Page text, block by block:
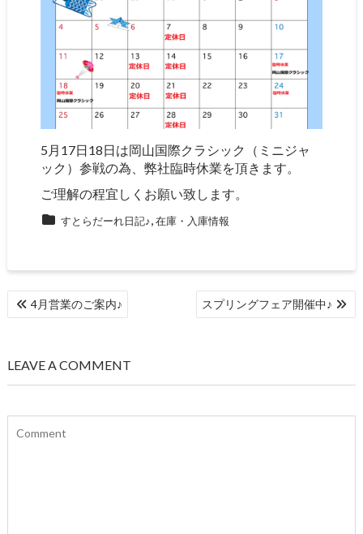
5月17日18日は岡山国際クラシック（ミニジャ
ック）参戦の為、弊社臨時休業を頂きます。
ご理解の程宜しくお願い致します。
すとらだーれ日記♪ 在庫・入庫情報
投
稿
ゲ
ー
ン
4月営業のご案内♪ スプリングフェア開催中♪
LEAVE A COMMENT